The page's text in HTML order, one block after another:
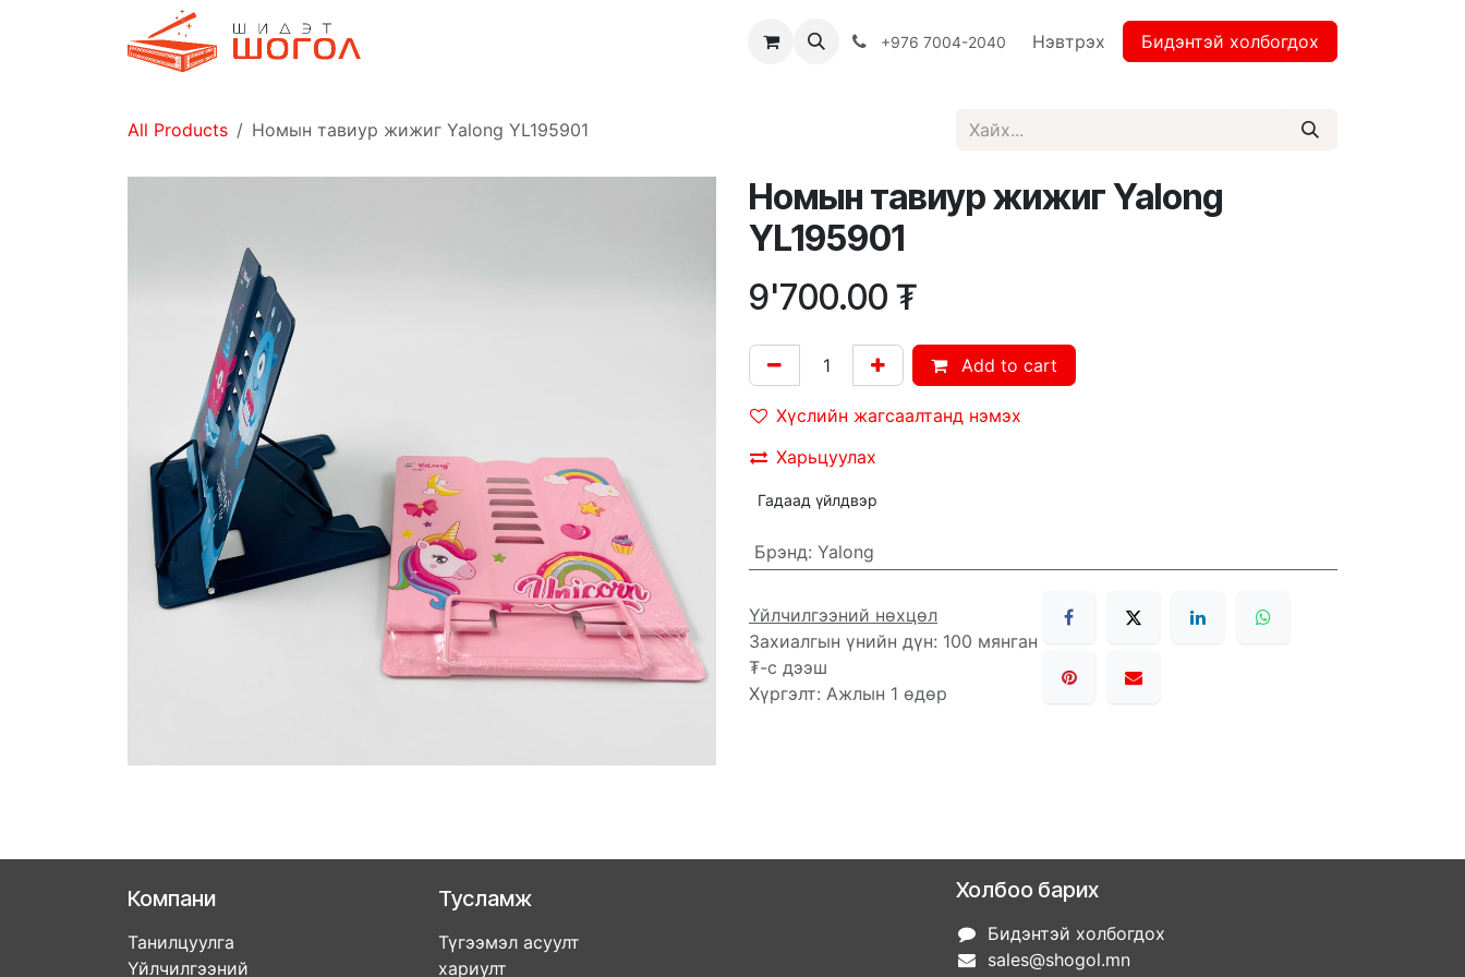
Хямдрал ♻️ Эко шогол+976 7004-2040 Нэвтрэх Бидэнтэй холбогдох
All Products Номын тавиур жижиг Yalong YL195901
Номын тавиур жижиг Yalong
YL195901
9'700.00 ₮
Add to cart
Хүслийн жагсаалтанд нэмэх
Харьцуулах
Гадаад үйлдвэр
Брэнд: Yalong
Үйлчилгээний нөхцөл
Захиалгын үнийн дүн: 100 мянган
₮-с дээш
Хүргэлт: Ажлын 1 өдөр
Компани
Танилцуулга
Үйлчилгээний
Тусламж
Түгээмэл асуулт
хариулт
Холбоо барих
Бидэнтэй холбогдох
sales@shogol.mn